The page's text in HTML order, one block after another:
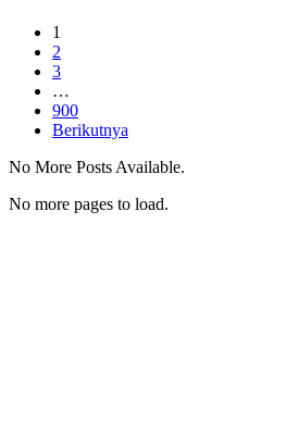
1
2
3
…
900
Berikutnya
No More Posts Available.
No more pages to load.